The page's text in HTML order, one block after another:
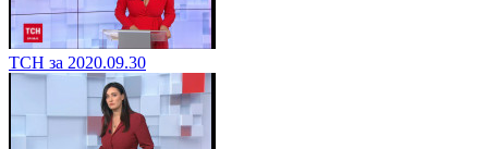
ТСН за 2020.09.30